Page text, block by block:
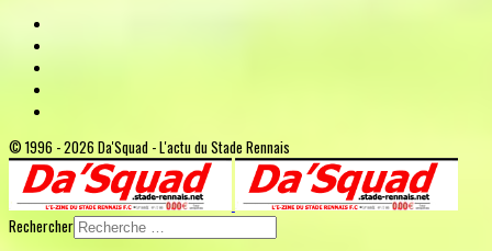
© 1996 - 2026 Da'Squad - L'actu du Stade Rennais
Rechercher